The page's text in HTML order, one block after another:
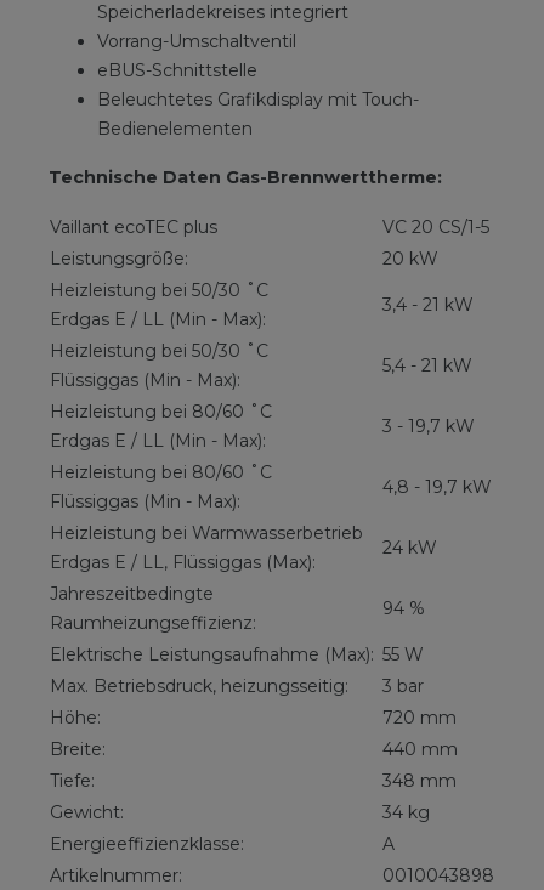
Speicherladekreises integriert
Vorrang-Umschaltventil
eBUS-Schnittstelle
Beleuchtetes Grafikdisplay mit Touch-
Bedienelementen
Technische Daten Gas-Brennwerttherme:
Vaillant ecoTEC plus
VC 20 CS/1-5
Leistungsgröße:
20 kW
Heizleistung bei 50/30 ˚C
Erdgas E / LL (Min - Max):
3,4 - 21 kW
Heizleistung bei 50/30 ˚C
Flüssiggas (Min - Max):
5,4 - 21 kW
Heizleistung bei 80/60 ˚C
Erdgas E / LL (Min - Max):
3 - 19,7 kW
Heizleistung bei 80/60 ˚C
Flüssiggas (Min - Max):
4,8 - 19,7 kW
Heizleistung bei Warmwasserbetrieb
Erdgas E / LL, Flüssiggas (Max):
24 kW
Jahreszeitbedingte
Raumheizungseffizienz:
94 %
Elektrische Leistungsaufnahme (Max): 55 W
Max. Betriebsdruck, heizungsseitig:
3 bar
Höhe:
720 mm
Breite:
440 mm
Tiefe:
348 mm
Gewicht:
34 kg
Energieeffizienzklasse:
A
Artikelnummer:
0010043898